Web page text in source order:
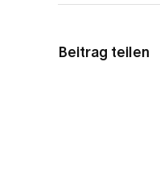
Beitrag teilen